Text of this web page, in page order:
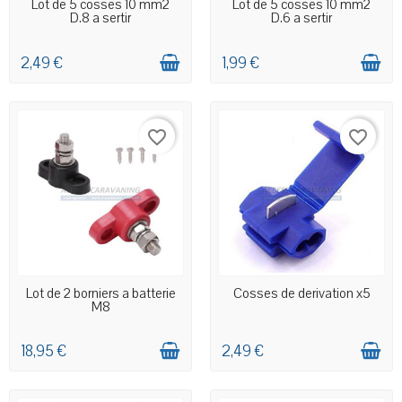
Lot de 5 cosses 10 mm2
D.8 a sertir
2,49 €
Lot de 5 cosses 10 mm2
D.6 a sertir
1,99 €
EN STOCK MAGASIN
favorite_border
Lot de 2 borniers a batterie
M8
18,95 €
EN STOCK MAGASIN
favorite_border
Cosses de derivation x5
2,49 €